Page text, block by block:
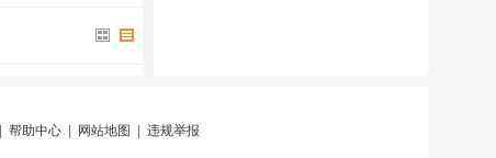
帮助中心 网站地图 违规举报